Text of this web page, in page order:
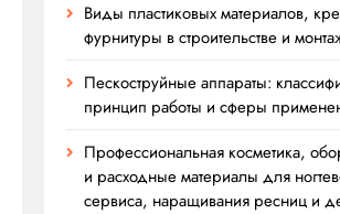
Виды пластиковых материалов,
фурнитуры в строительстве и
Пескоструйные аппараты:
принцип работы и сферы
Профессиональная косметика,
и расходные материалы для
сервиса, наращивания ресниц и